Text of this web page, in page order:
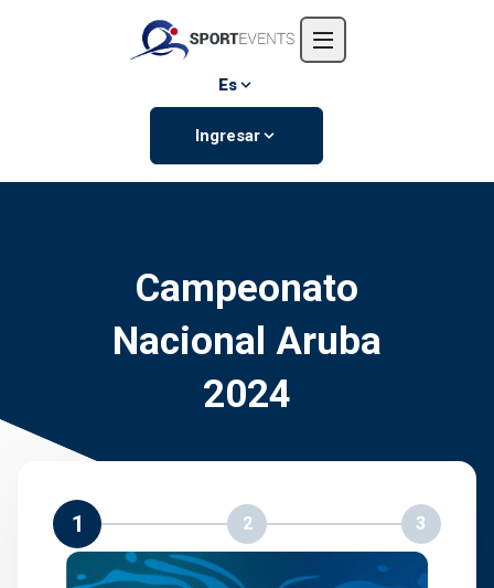
Eventos
Es
Ingresar
Campeonato
Nacional Aruba
2024
1 2 3